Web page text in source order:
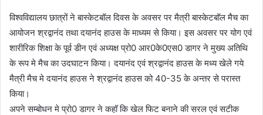
विश्वविद्यालय छात्रों ने बास्केटबॉल दिवस के अवसर पर मैत्री बास्केटबॉल मैच का
आयोजन श्रद्वानंद तथा दयानंद हाउस के माध्यम से किया। इस अवसर पर योग एवं
शारीरिक शिक्षा के पूर्व डीन एवं अध्यक्ष प्रो0 आर0के0एस0 डागर ने मुख्य अतिथि
के रूप मे मैच का उदघाटन किया। दयानंद एवं श्रद्वानंद हाउस के मध्य खेले गये
मैत्री मैच मे दयानंद हाउस ने श्रद्वानंद हाउस को 40-35 के अन्तर से परास्त
किया।
अपने सम्बोधन मे प्रो0 डागर ने कहॉ कि खेल फिट बनाने की सरल एवं सटीक